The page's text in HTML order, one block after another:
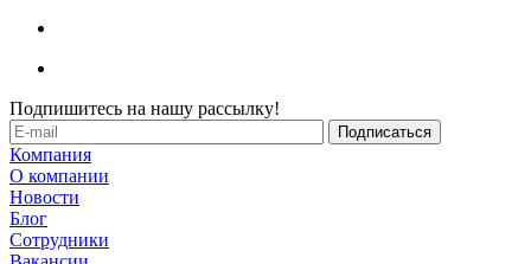
Подпишитесь на нашу рассылку!
Компания
О компании
Новости
Блог
Сотрудники